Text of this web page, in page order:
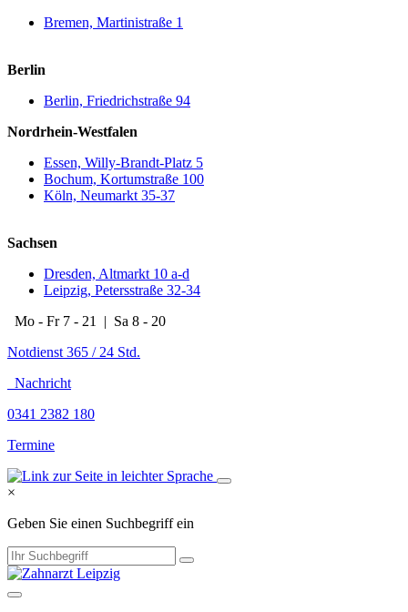
Bremen, Martinistraße 1
Berlin
Berlin, Friedrichstraße 94
Nordrhein-Westfalen
Essen, Willy-Brandt-Platz 5
Bochum, Kortumstraße 100
Köln, Neumarkt 35-37
Sachsen
Dresden, Altmarkt 10 a-d
Leipzig, Petersstraße 32-34
Mo - Fr 7 - 21 | Sa 8 - 20
Notdienst 365 / 24 Std.
Nachricht
0341 2382 180
Termine
×
Geben Sie einen Suchbegriff ein